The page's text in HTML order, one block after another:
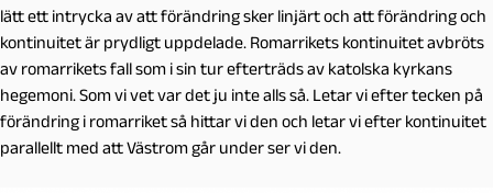
lätt ett intrycka av att förändring sker linjärt och att förändring och
kontinuitet är prydligt uppdelade. Romarrikets kontinuitet avbröts
av romarrikets fall som i sin tur efterträds av katolska kyrkans
hegemoni. Som vi vet var det ju inte alls så. Letar vi efter tecken på
förändring i romarriket så hittar vi den och letar vi efter kontinuitet
parallellt med att Västrom går under ser vi den.